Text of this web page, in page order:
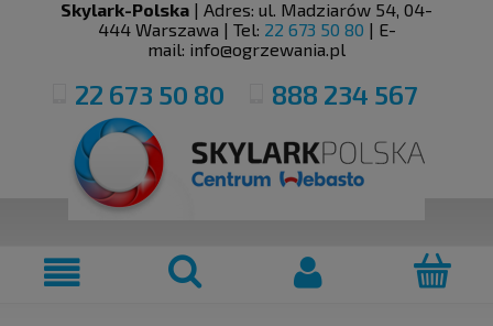
Skylark-Polska | Adres: ul. Madziarów 54, 04-
444 Warszawa | Tel: 22 673 50 80 | E-
mail: info@ogrzewania.pl
22 673 50 80 888 234 567